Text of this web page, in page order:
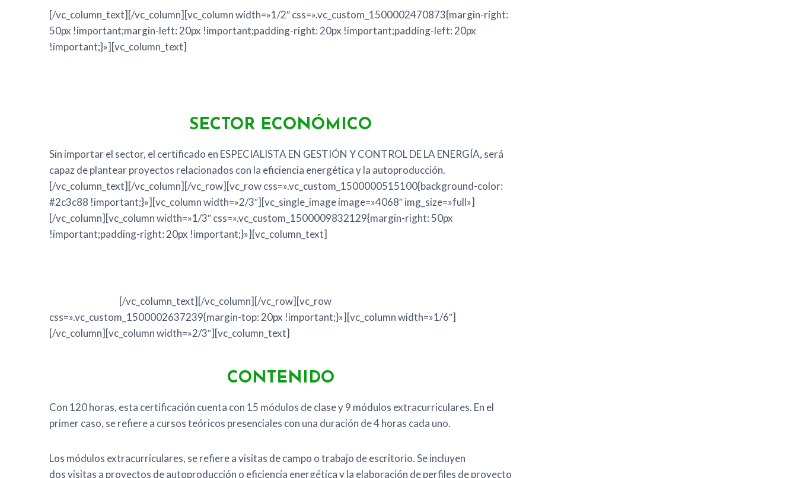
[/vc_column_text][/vc_column][vc_column width=»1/2″ css=».vc_custom_1500002470873{margin-right:
50px !important;margin-left: 20px !important;padding-right: 20px !important;padding-left: 20px
!important;}»][vc_column_text]
SECTOR ECONÓMICO
Sin importar el sector, el certificado en ESPECIALISTA EN GESTIÓN Y CONTROL DE LA ENERGÍA, será
capaz de plantear proyectos relacionados con la eficiencia energética y la autoproducción.
[/vc_column_text][/vc_column][/vc_row][vc_row css=».vc_custom_1500000515100{background-color:
#2c3c88 !important;}»][vc_column width=»2/3″][vc_single_image image=»4068″ img_size=»full»]
[/vc_column][vc_column width=»1/3″ css=».vc_custom_1500009832129{margin-right: 50px
!important;padding-right: 20px !important;}»][vc_column_text]
[/vc_column_text][/vc_column][/vc_row][vc_row
css=».vc_custom_1500002637239{margin-top: 20px !important;}»][vc_column width=»1/6″]
[/vc_column][vc_column width=»2/3″][vc_column_text]
CONTENIDO
Con 120 horas, esta certificación cuenta con 15 módulos de clase y 9 módulos extracurriculares. En el
primer caso, se refiere a cursos teóricos presenciales con una duración de 4 horas cada uno.
Los módulos extracurriculares, se refiere a visitas de campo o trabajo de escritorio. Se incluyen
dos visitas a proyectos de autoproducción o eficiencia energética y la elaboración de perfiles de proyecto